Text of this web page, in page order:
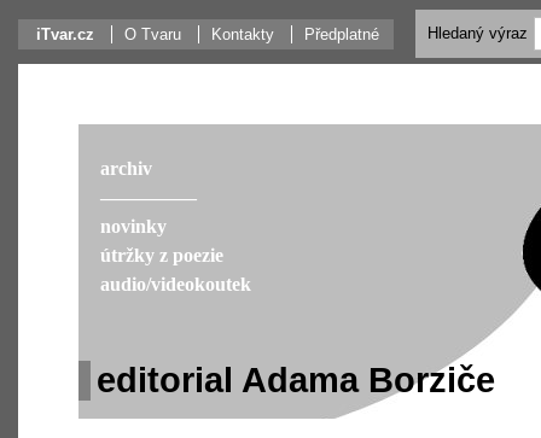
iTvar.cz O Tvaru Kontakty Předplatné
editorial Adama Borziče
archiv
––––––––––
novinky
útržky z poezie
audio/videokoutek
Hledaný výraz